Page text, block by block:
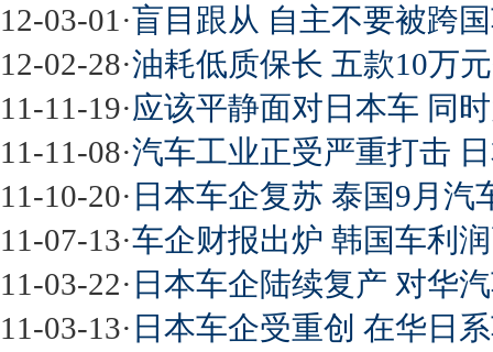
12-03-01 ·盲目跟从 自主不要被跨
12-02-28·油耗低质保长 五款10万
11-11-19·应该平静面对日本车 同
11-11-08·汽车工业正受严重打击
11-10-20· 日本车企复苏 泰国9月汽
11-07-13·车企财报出炉 韩国车利
11-03-22· 日本车企陆续复产 对华
11-03-13· 日本车企受重创 在华日